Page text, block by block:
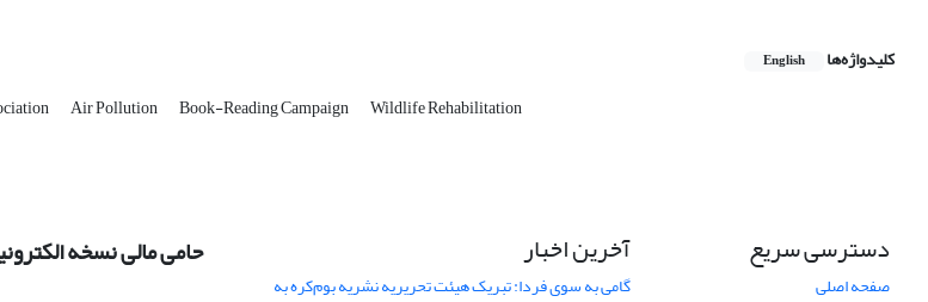
کلیدواژه‌ها English
Air Pollution Book-Reading Campaign Wildlife Rehabilitation
دسترسی سریع
صفحه اصلی
آخرین اخبار
گامی به سوی فردا: تبریک هیئت تحریریه نشریه بوم‌کره به
حامی مالی نسخه